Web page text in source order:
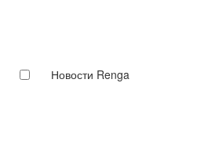
Новости Renga